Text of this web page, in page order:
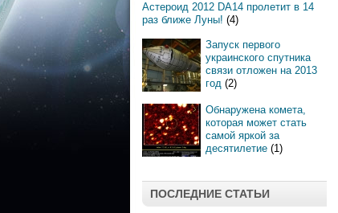
Астероид 2012 DA14 пролетит в 14
раз ближе Луны! (4)
Запуск первого
украинского спутника
связи отложен на 2013
год (2)
Обнаружена комета,
которая может стать
самой яркой за
десятилетие (1)
ПОСЛЕДНИЕ СТАТЬИ